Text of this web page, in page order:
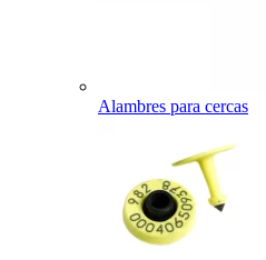
Alambres para cercas